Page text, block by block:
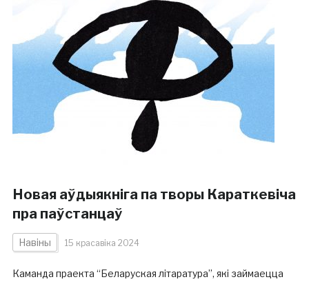
Новая аўдыякніга па творы Караткевіча
пра паўстанцаў
Навіны 15 красавіка 2024
Каманда праекта “Беларуская літаратура”, які займаецца